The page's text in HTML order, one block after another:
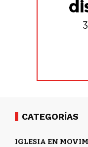
CATEGORÍAS
IGLESIA EN